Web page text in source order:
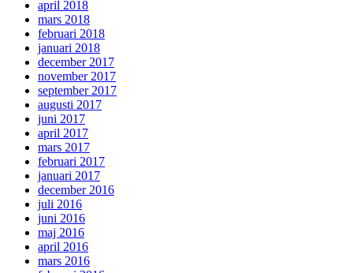
april 2018
mars 2018
februari 2018
januari 2018
december 2017
november 2017
september 2017
augusti 2017
juni 2017
april 2017
mars 2017
februari 2017
januari 2017
december 2016
juli 2016
juni 2016
maj 2016
april 2016
mars 2016